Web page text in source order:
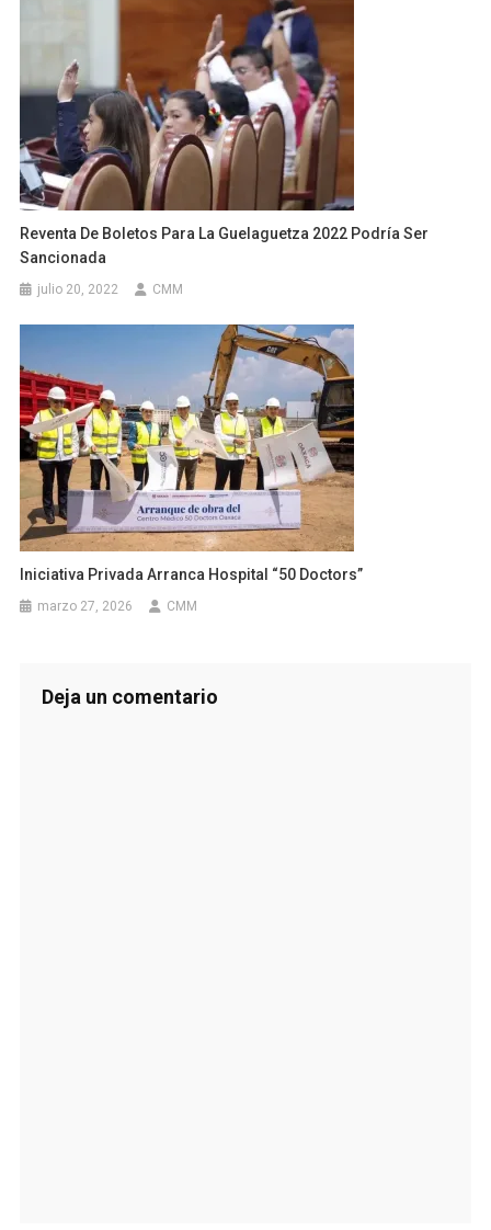
Reventa De Boletos Para La Guelaguetza 2022 Podría Ser
Sancionada
julio 20, 2022 CMM
Iniciativa Privada Arranca Hospital “50 Doctors”
marzo 27, 2026 CMM
Deja un comentario